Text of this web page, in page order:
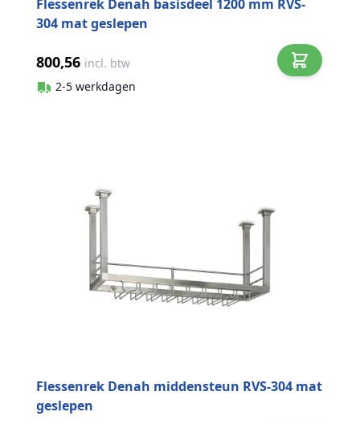
Flessenrek Denah basisdeel 1200 mm RVS-
304 mat geslepen
800,56 incl. btw
2-5 werkdagen
Flessenrek Denah middensteun RVS-304 mat
geslepen